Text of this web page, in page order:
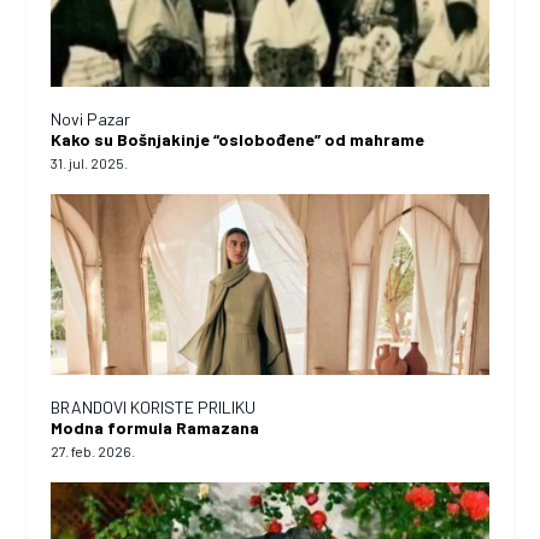
Novi Pazar
Kako su Bošnjakinje “oslobođene” od mahrame
31. jul. 2025.
BRANDOVI KORISTE PRILIKU
Modna formula Ramazana
27. feb. 2026.